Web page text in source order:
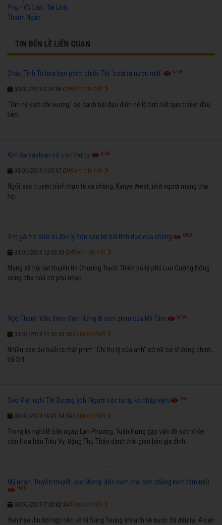
Phụ - Vũ Linh, Tài Linh,
Thanh Ngân
TIN BÊN LỀ LIÊN QUAN
Châu Tinh Trì hứa hẹn phim chiếu Tết 'cười ra nước mắt' 6769
03/01/2019 2:04:06 CH
"Tân hỷ kịch chi vương" do danh hài đạo diễn hé lộ tình tiết qua trailer đầu
tiên.
Xem chi tiết
Kim Kardashian có con thứ tư 6268
03/01/2019 1:03:37 CH
Ngôi sao truyền hình thực tế và chồng, Kanye West, nhờ người mang thai
hộ.
Xem chi tiết
'Em gái trà sữa' bị đồn ly hôn sau bê bối tình dục của chồng 6589
03/01/2019 12:03:33 CH
Mạng xã hội lan truyền tin Chương Trạch Thiên bỏ tỷ phú Lưu Cường Đông
song cha của cô phủ nhận.
Xem chi tiết
Ngô Thanh Vân, Đàm Vĩnh Hưng đi xem phim của Mỹ Tâm 6269
03/01/2019 11:03:00 SA
Nhiều sao dự buổi ra mắt phim "Chị trợ lý của anh" có nữ ca sĩ đóng chính,
tối 2/1.
Xem chi tiết
Sao Việt nghỉ Tết Dương lịch: Người tiệc tùng, kẻ nhập viện 7681
03/01/2019 10:01:54 SA
Trong kỳ nghỉ lễ bốn ngày, Lan Phương, Tuấn Hưng gặp vấn đề sức khỏe
còn Hoa hậu Tiểu Vy, Đặng Thu Thảo dành thời gian bên gia đình.
Xem chi tiết
Mỹ nhân 'Truyền thuyết Joo Mong' đón năm mới bên chồng kém tám tuổi
4505
03/01/2019 7:00:42 SA
Han Hye Jin hội ngộ tiền vệ Ki Sung Yeung khi anh về nước thi đấu tại Asian
Xem chi tiết